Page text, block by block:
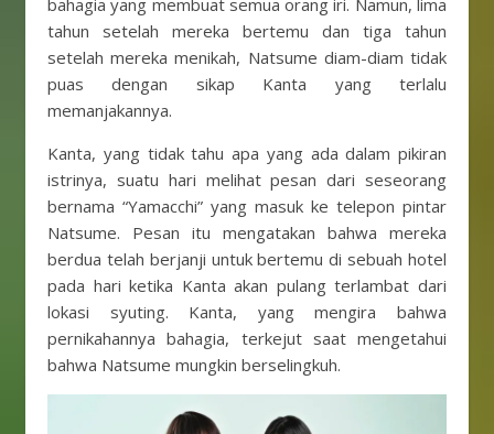
bahagia yang membuat semua orang iri. Namun, lima
tahun setelah mereka bertemu dan tiga tahun
setelah mereka menikah, Natsume diam-diam tidak
puas dengan sikap Kanta yang terlalu
memanjakannya.
Kanta, yang tidak tahu apa yang ada dalam pikiran
istrinya, suatu hari melihat pesan dari seseorang
bernama “Yamacchi” yang masuk ke telepon pintar
Natsume. Pesan itu mengatakan bahwa mereka
berdua telah berjanji untuk bertemu di sebuah hotel
pada hari ketika Kanta akan pulang terlambat dari
lokasi syuting. Kanta, yang mengira bahwa
pernikahannya bahagia, terkejut saat mengetahui
bahwa Natsume mungkin berselingkuh.